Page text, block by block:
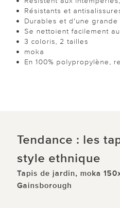
Résistants et
Durables et d'une grande
Se nettoient facilement
3 coloris, 2 tailles
moka
En 100% polypropylène,
Tendance : les
style ethnique
Tapis de jardin, moka
Gainsborough